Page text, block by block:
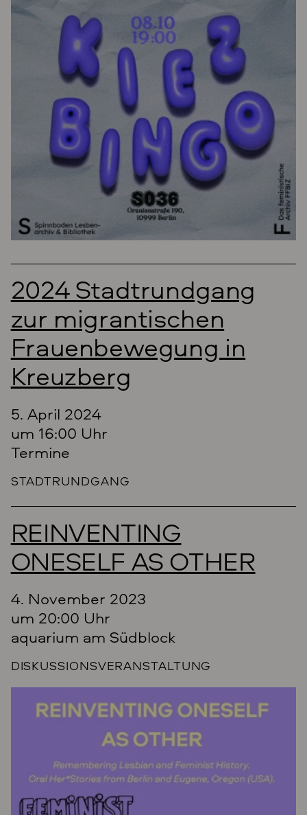
2024 Stadtrundgang
zur migrantischen
Frauenbewegung in
Kreuzberg
5. April 2024
um 16:00 Uhr
Termine
STADTRUNDGANG
REINVENTING
ONESELF AS OTHER
4. November 2023
um 20:00 Uhr
aquarium am Südblock
DISKUSSIONSVERANSTALTUNG